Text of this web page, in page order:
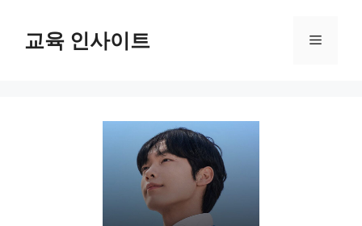
교육 인사이트 메